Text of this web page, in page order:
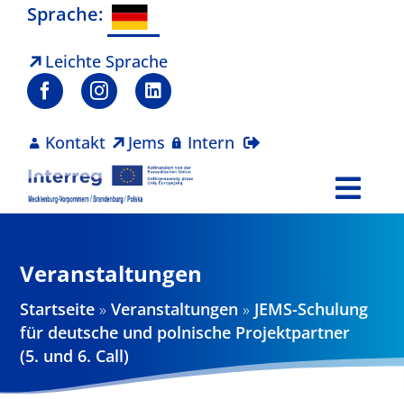
Zum
springen
Sprache:
Leichte Sprache
Kontakt Jems Intern
Projekte
Aktuelles
Veranstaltungen
Startseite »Veranstaltungen » JEMS-Schulung
für deutsche und polnische Projektpartner
(5. und 6. Call)